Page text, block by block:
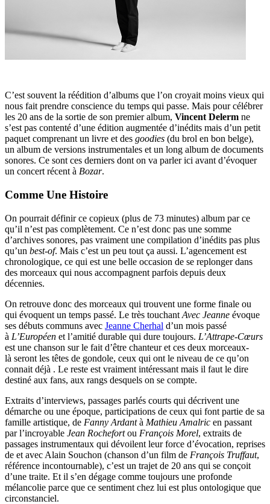
C’est souvent la réédition d’albums que l’on croyait moins vieux qui
nous fait prendre conscience du temps qui passe. Mais pour célébrer
les 20 ans de la sortie de son premier album, Vincent Delerm ne
s’est pas contenté d’une édition augmentée d’inédits mais d’un petit
paquet comprenant un livre et des goodies (du brol en bon belge),
un album de versions instrumentales et un long album de documents
sonores. Ce sont ces derniers dont on va parler ici avant d’évoquer
un concert récent à Bozar.
Comme Une Histoire
On pourrait définir ce copieux (plus de 73 minutes) album par ce
qu’il n’est pas complètement. Ce n’est donc pas une somme
d’archives sonores, pas vraiment une compilation d’inédits pas plus
qu’un best-of. Mais c’est un peu tout ça aussi. L’agencement est
chronologique, ce qui est une belle occasion de se replonger dans
des morceaux qui nous accompagnent parfois depuis deux
décennies.
On retrouve donc des morceaux qui trouvent une forme finale ou
qui évoquent un temps passé. Le très touchant Avec Jeanne évoque
ses débuts communs avec Jeanne Cherhal d’un mois passé
à L’Européen et l’amitié durable qui dure toujours. L’Attrape-Cœurs
est une chanson sur le fait d’être chanteur et ces deux morceaux-
là seront les têtes de gondole, ceux qui ont le niveau de ce qu’on
connait déjà . Le reste est vraiment intéressant mais il faut le dire
destiné aux fans, aux rangs desquels on se compte.
Extraits d’interviews, passages parlés courts qui décrivent une
démarche ou une époque, participations de ceux qui font partie de sa
famille artistique, de Fanny Ardantà Mathieu Amalric en passant
par l’incroyable Jean Rochefortou François Morel, extraits de
passages instrumentaux qui dévoilent leur force d’évocation, reprises
de et avec Alain Souchon (chanson d’un film de François Truffaut,
référence incontournable), c’est un trajet de 20 ans qui se conçoit
d’une traite. Et il s’en dégage comme toujours une profonde
mélancolie parce que ce sentiment chez lui est plus ontologique que
circonstanciel.